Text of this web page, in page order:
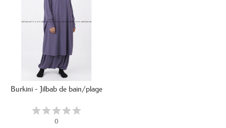
Burkini - Jilbab de bain/plage
0